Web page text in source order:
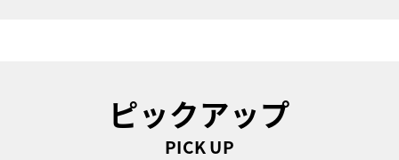
ピックアップ
PICK UP